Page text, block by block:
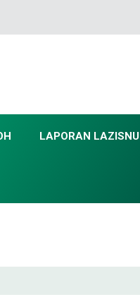
LAPORAN LAZISNU